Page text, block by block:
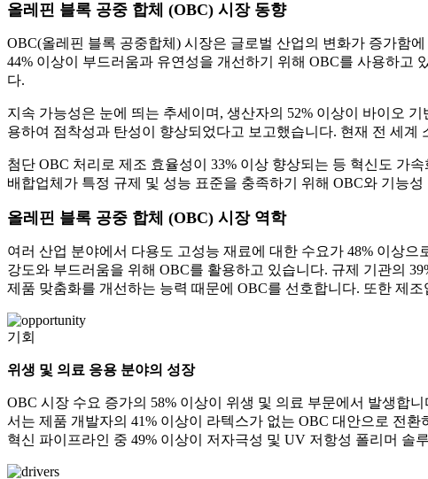
올레핀 블록 공중 합체 (OBC) 시장 동향
OBC(올레핀 블록 공중합체) 시장은 글로벌 산업의 변화가 증가함
44% 이상이 부드러움과 유연성을 개선하기 위해 OBC를 사용하고
다.
지속 가능성은 눈에 띄는 추세이며, 생산자의 52% 이상이 바이오
용하여 점착성과 탄성이 향상되었다고 보고했습니다. 현재 전 세
첨단 OBC 처리로 제조 효율성이 33% 이상 향상되는 등 혁신도 가
배합업체가 특정 규제 및 성능 표준을 충족하기 위해 OBC와 기능
올레핀 블록 공중 합체 (OBC) 시장 역학
여러 산업 분야에서 다용도 고성능 재료에 대한 수요가 48% 이상
강도와 부드러움을 위해 OBC를 활용하고 있습니다. 규제 기관의
제품 맞춤화를 개선하는 능력 때문에 OBC를 선호합니다. 또한 제
기회
위생 및 의료 응용 분야의 성장
OBC 시장 수요 증가의 58% 이상이 위생 및 의료 부문에서 발생합
서는 제품 개발자의 41% 이상이 라텍스가 없는 OBC 대안으로 전
혁신 파이프라인 중 49% 이상이 저자극성 및 UV 저항성 폴리머